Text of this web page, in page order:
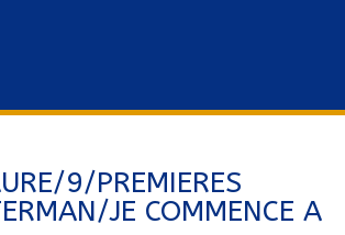
9/PREMIERES
JE COMMENCE A